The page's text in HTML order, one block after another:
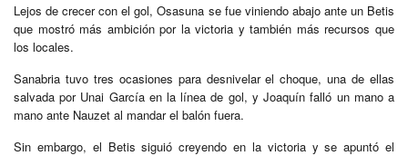
Lejos de crecer con el gol, Osasuna se fue viniendo abajo ante un Betis
que mostró más ambición por la victoria y también más recursos que
los locales.
Sanabria tuvo tres ocasiones para desnivelar el choque, una de ellas
salvada por Unai García en la línea de gol, y Joaquín falló un mano a
mano ante Nauzet al mandar el balón fuera.
Sin embargo, el Betis siguió creyendo en la victoria y se apuntó el